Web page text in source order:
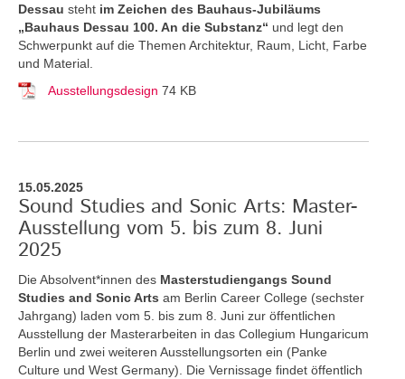
Dessau steht im Zeichen des Bauhaus-Jubiläums
„Bauhaus Dessau 100. An die Substanz“ und legt den
Schwerpunkt auf die Themen Architektur, Raum, Licht, Farbe
und Material.
Ausstellungsdesign 74 KB
15.05.2025
Sound Studies and Sonic Arts: Master-
Ausstellung vom 5. bis zum 8. Juni
2025
Die Absolvent*innen des Masterstudiengangs Sound
Studies and Sonic Arts am Berlin Career College (sechster
Jahrgang) laden vom 5. bis zum 8. Juni zur öffentlichen
Ausstellung der Masterarbeiten in das Collegium Hungaricum
Berlin und zwei weiteren Ausstellungsorten ein (Panke
Culture und West Germany). Die Vernissage findet öffentlich